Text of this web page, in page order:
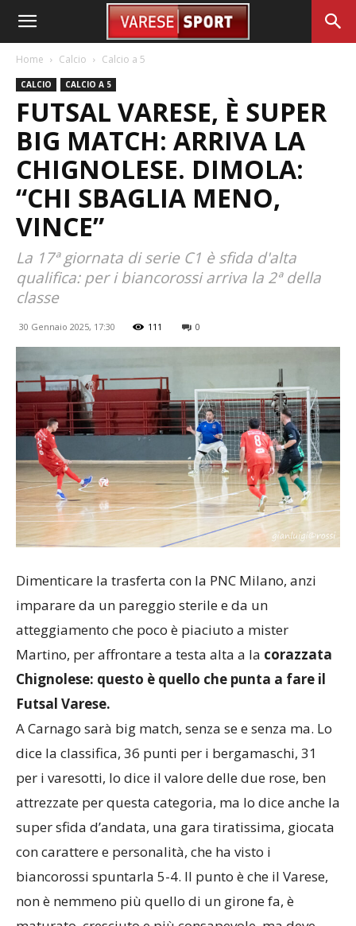
Home Calcio Calcio a 5
CALCIO CALCIO A 5
FUTSAL VARESE, È SUPER
BIG MATCH: ARRIVA LA
CHIGNOLESE. DIMOLA:
“CHI SBAGLIA MENO,
VINCE”
La 17ª giornata di serie C1 è sfida d'alta
qualifica: per i biancorossi arriva la 2ª della
classe
30 Gennaio 2025, 17:30 111 0
Dimenticare la trasferta con la PNC Milano, anzi
imparare da un pareggio sterile e da un
atteggiamento che poco è piaciuto a mister
Martino, per affrontare a testa alta a la corazzata
Chignolese: questo è quello che punta a fare il
Futsal Varese.
A Carnago sarà big match, senza se e senza ma. Lo
dice la classifica, 36 punti per i bergamaschi, 31
per i varesotti, lo dice il valore delle due rose, ben
attrezzate per questa categoria, ma lo dice anche la
super sfida d’andata, una gara tiratissima, giocata
con carattere e personalità, che ha visto i
biancorossi spuntarla 5-4. Il punto è che il Varese,
non è nemmeno più quello di un girone fa, è